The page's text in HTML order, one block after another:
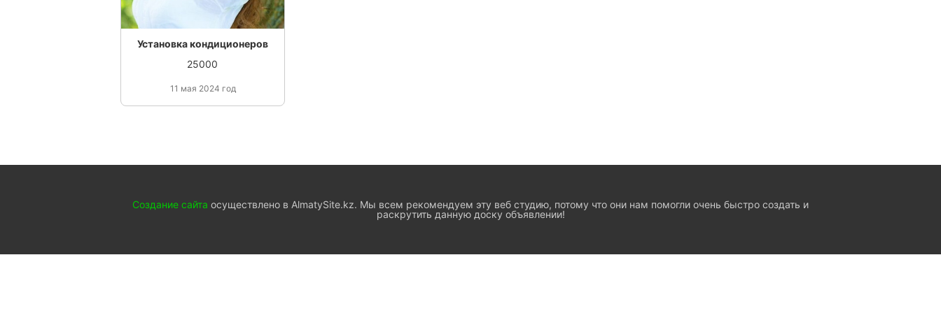
Установка кондиционеров
25000
11 мая 2024 год
Создание сайта осуществлено в AlmatySite.kz. Мы всем рекомендуем эту веб студию, потому что они нам помогли очень быстро создать и
раскрутить данную доску объявлении!